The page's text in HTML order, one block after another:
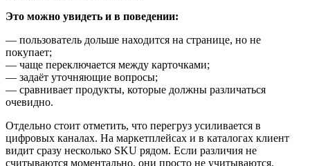
Это можно увидеть и в поведении:
— пользователь дольше находится на странице, но не
покупает;
— чаще переключается между карточками;
— задаёт уточняющие вопросы;
— сравнивает продукты, которые должны различаться
очевидно.
Отдельно стоит отметить, что перегруз усиливается в
цифровых каналах. На маркетплейсах и в каталогах клиент
видит сразу несколько SKU рядом. Если различия не
считываются моментально, они просто не учитываются.